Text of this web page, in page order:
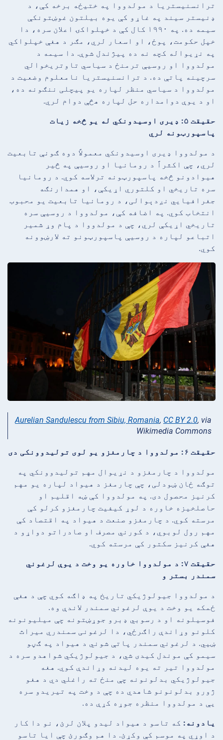
ترانسنیستریا د مولدووا په ختیځه برخه کې، د
ډنیستر سیند په غاړو کې یوه بیلتون غوښتونکې
سیمه ده. په ۱۹۹۰ کال کې د خپلواکۍ اعلان سره، دا
خپل حکومت، پوځ، او اسعار لري، مګر د هغې خپلواکي
په نړیواله کچه نه ده پیژندل شوې. دا سیمه د
مولدووا او روسیې ترمنځ د سیاسي تاوتریخوالي
سرچینه پاتې ده. د ترانسنیستریا نامعلوم وضعیت د
مولدووا د سیاسي منظر لپاره یو پیچلی ننګونه ده،
او د یوې دوامداره حل لپاره هڅې دوام لري.
حقیقت ۵: ډیری اوسیدونکي له یو څخه زیات
پاسپورټونه لري
د مولدووا ډیری اوسیدونکي معمولاً دوه ګونې تابعیت
لري، چې اکثراً د رومانیا او روسیې په څیر
هیوادونو څخه پاسپورټونه ترلاسه کوي. د رومانیا
سره تاریخي او کلتوري اړیکې، او همدارنګه
جغرافیایي نږدېوالی، د رومانیا تابعیت یو محبوب
انتخاب کوي. په اضافه کې، مولدووا د روسیې سره
تاریخي اړیکې لري، چې د مولدووا د پام وړ شمیر
اتباعو لپاره د روسیې پاسپورټونو ته لارښوونه
کوي.
Aurelian Sandulescu from Sibiu, Romania, CC BY 2.0, via
Wikimedia Commons
حقیقت ۶: مولدووا د چارمغزو یو لوی تولیدوونکی دی
مولدووا د چارمغزو د نړیوال مهم تولیدوونکي په
توګه ځان ښودلی، چې چارمغز د هیواد لپاره یو مهم
کرنیز محصول دی. په مولدووا کې ښه اقلیم او
حاصلخیزه خاوره د لوړ کیفیت چارمغزو کرلو کې
مرسته کوي. د چارمغزو صنعت د هیواد په اقتصاد کې
مهم رول لوبوي، د کورني مصرف او صادراتو دواړو د
هغې کرنیز سکتور کې مرسته کوي.
حقیقت ۷: د مولدووا خاوره یو وخت د یوې لرغوني
سمندر بستر و
د مولدووا جیولوژیکي تاریخ په ډاګه کوي چې د هغې
ځمکه یو وخت د یوې لرغوني سمندر لاندې وه.
فوسیلونه او د رسوبي ډبرو جوړښتونه چې میلیونونه
کلونو وړاندې راګرځي، دا لرغونی سمندري میراث
ښیي. د لرغوني سمندر پاتې شوني د هیواد په ګڼو
سیمو کې موندل کیدی شي، د جیولوژیکي شواهدو سره د
مولدووا تیر ته یوه لیدنه وړاندې کوي. هغه
جیولوژیکي بدلونونه چې منځ ته راغلي دي د هغو
ژورو بدلونونو شاهدي ده چې د وخت په تیریدو سره
یې د مولدووا منظره جوړه کړې ده.
یادونه: که تاسو د هیواد لیدو پلان لرئ، نو دا کار
د اوړي په موسم کې وکړئ. دا هم وګورئ چې ایا تاسو